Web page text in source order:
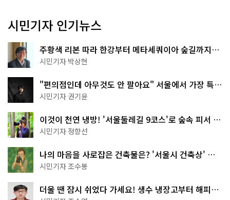
시민기자 인기뉴스
주황색 리본 따라 한강부터 메타세쿼이아 숲길까지…
서울둘레길 15코스
시민기자 박상현
"편의점인데 아무것도 안 팔아요" 서울에서 가장 특별
한 편의점의 정체
시민기자 권기윤
이것이 천연 냉방! '서울둘레길 9코스'로 숲속 피서 떠
나볼까
시민기자 정향선
나의 마음을 사로잡은 건축물은? '서울시 건축상' 수
상작 공개!
시민기자 조수봉
더울 땐 잠시 쉬었다 가세요! 생수 냉장고부터 해피소